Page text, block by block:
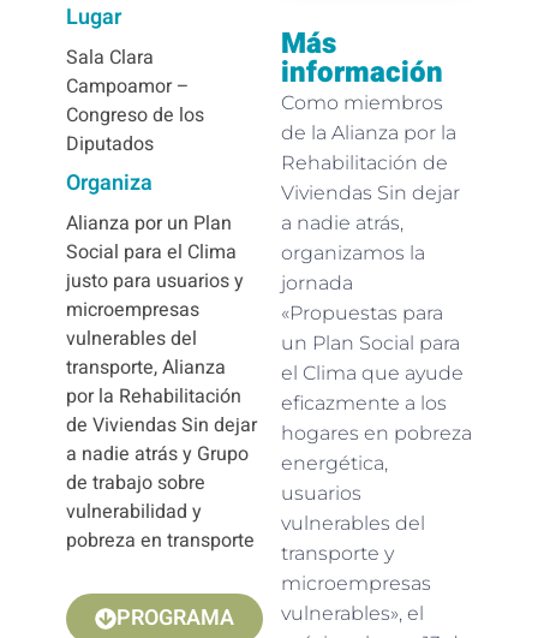
Lugar
Sala Clara
Campoamor –
Congreso de los
Diputados
Organiza
Alianza por un Plan
Social para el Clima
justo para usuarios y
microempresas
vulnerables del
transporte, Alianza
por la Rehabilitación
de Viviendas Sin dejar
a nadie atrás y Grupo
de trabajo sobre
vulnerabilidad y
pobreza en transporte
PROGRAMA
Más
información
Como miembros
de la Alianza por la
Rehabilitación de
Viviendas Sin dejar
a nadie atrás,
organizamos la
jornada
«Propuestas para
un Plan Social para
el Clima que ayude
eficazmente a los
hogares en pobreza
energética,
usuarios
vulnerables del
transporte y
microempresas
vulnerables», el